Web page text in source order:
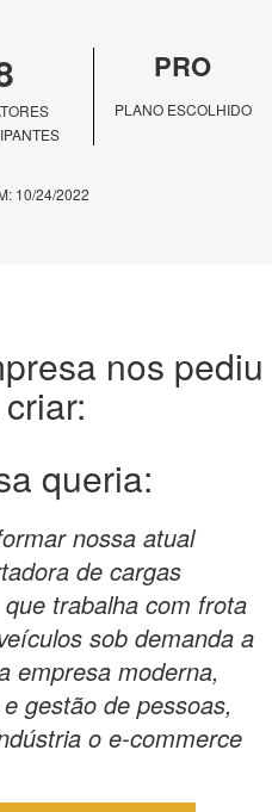
PRO
PLANO ESCOLHIDO
10/24/2022
nos pediu
queria:
nossa atual
de cargas
trabalha com frota
sob demanda a
empresa moderna,
gestão de pessoas,
o e-commerce